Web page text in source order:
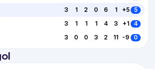
3 1 2 0 6 1 +5
5
3 1 1 1 4 3 +1
4
3 0 0 3 2 11 -9 0